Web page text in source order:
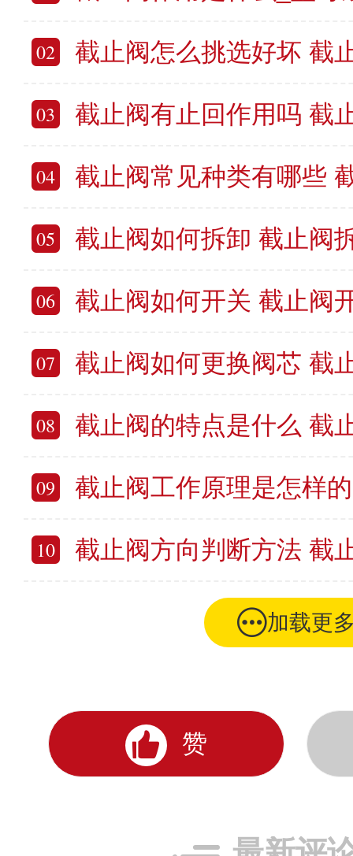
02 截止阀怎么挑选好坏 截
03 截止阀有止回作用吗 截
04 截止阀常见种类有哪些
05 截止阀如何拆卸 截止阀
06 截止阀如何开关 截止阀开关
07 截止阀如何更换阀芯 截止
08 截止阀的特点是什么 截止
09 截止阀工作原理是怎样的 截
10 截止阀方向判断方法 截止阀
加载更
赞